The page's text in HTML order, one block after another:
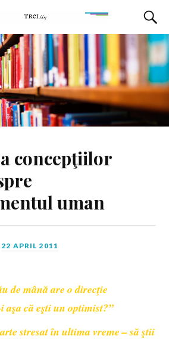
concepţiilor
uman
22 APRIL 2011
de mână are o direcţie
aşa că eşti un optimist?”
stresat în ultima vreme – să ştii